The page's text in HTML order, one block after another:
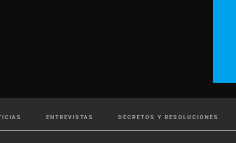
ENTREVISTAS DECRETOS Y RESOLUCIONES